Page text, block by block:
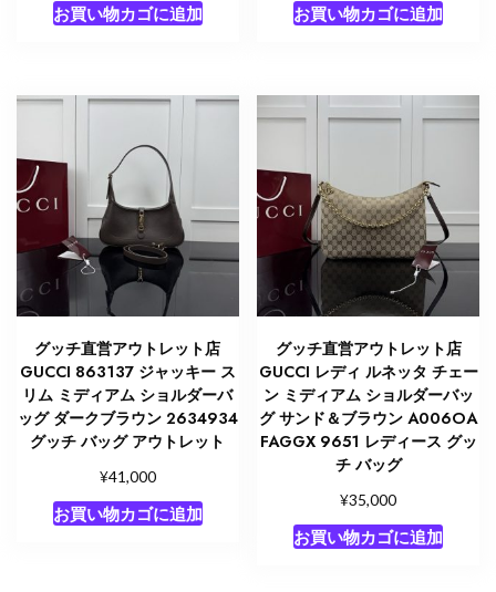
お買い物カゴに追加 お買い物カゴに追加
グッチ直営アウトレット店
GUCCI 863137 ジャッキー ス
リム ミディアム ショルダーバ
ッグ ダークブラウン 2634934
グッチ バッグ アウトレット
¥41,000
お買い物カゴに追加
グッチ直営アウトレット店
GUCCI レディ ルネッタ チェー
ン ミディアム ショルダーバッ
グ サンド＆ブラウン A006OA
FAGGX 9651 レディース グッ
チ バッグ
¥35,000
お買い物カゴに追加